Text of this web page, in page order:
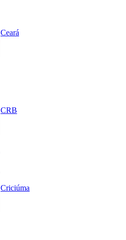
Ceará
CRB
Criciúma